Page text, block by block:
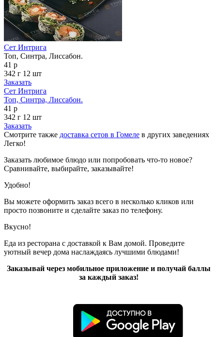
Сет Интрига
Топ, Синтра, Лиссабон.
41 р
342 г 12 шт
Заказать
Сет Интрига
Топ, Синтра, Лиссабон.
41 р
342 г 12 шт
Заказать
Смотрите также доставка сетов в Гомеле в других заведениях
Легко!
Заказать любимое блюдо или попробовать что-то новое?
Сравнивайте, выбирайте, заказывайте!
Удобно!
Вы можете оформить заказ всего в несколько кликов или
просто позвоните и сделайте заказ по телефону.
Вкусно!
Еда из ресторана с доставкой к Вам домой. Проведите
уютный вечер дома наслаждаясь лучшими блюдами!
Заказывай через мобильное приложение и получай баллы
за каждый заказ!